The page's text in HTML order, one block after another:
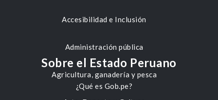
Accesibilidad e Inclusión
Administración pública
Agricultura, ganadería y pesca
Sobre el Estado Peruano
¿Qué es Gob.pe?